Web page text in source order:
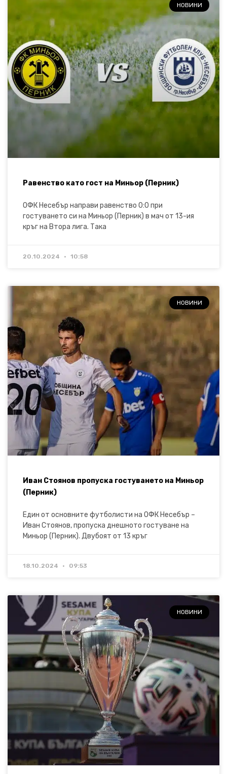
НОВИНИ
Равенство като гост на Миньор (Перник)
ОФК Несебър направи равенство 0:0 при
гостуването си на Миньор (Перник) в мач от 13-ия
кръг на Втора лига. Така
20.10.2024 10:58
НОВИНИ
Иван Стоянов пропуска гостуването на Миньор
(Перник)
Един от основните футболисти на ОФК Несебър –
Иван Стоянов, пропуска днешното гостуване на
Миньор (Перник). Двубоят от 13 кръг
18.10.2024 09:53
НОВИНИ